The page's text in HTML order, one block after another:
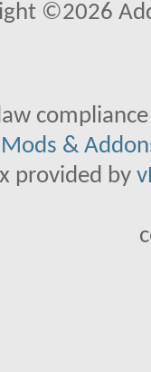
©2026
Mods &
provided by